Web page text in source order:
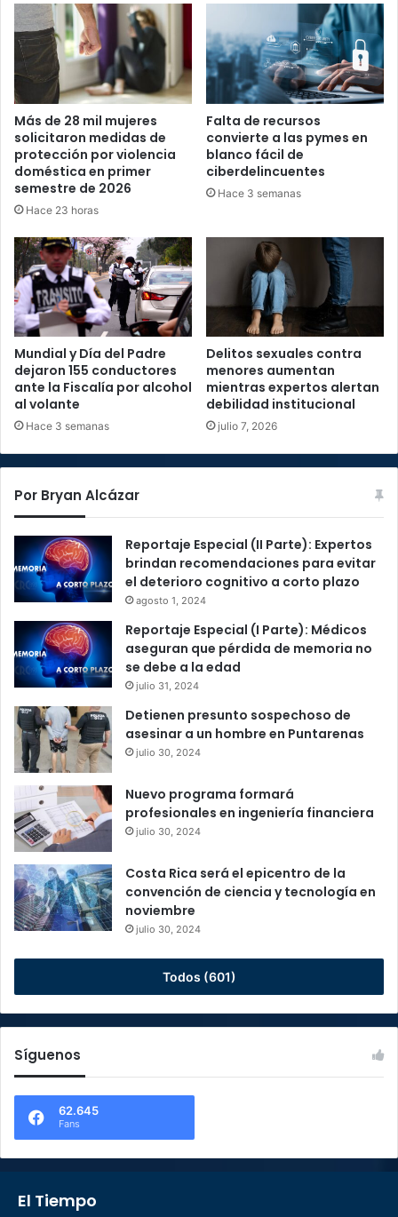
Más de 28 mil mujeres
solicitaron medidas de
protección por violencia
doméstica en primer
semestre de 2026
Hace 23 horas
Falta de recursos
convierte a las pymes en
blanco fácil de
ciberdelincuentes
Hace 3 semanas
Mundial y Día del Padre
dejaron 155 conductores
ante la Fiscalía por alcohol
al volante
Hace 3 semanas
Delitos sexuales contra
menores aumentan
mientras expertos alertan
debilidad institucional
julio 7, 2026
Por Bryan Alcázar
Reportaje Especial (II Parte): Expertos
brindan recomendaciones para evitar
el deterioro cognitivo a corto plazo
agosto 1, 2024
Reportaje Especial (I Parte): Médicos
aseguran que pérdida de memoria no
se debe a la edad
julio 31, 2024
Detienen presunto sospechoso de
asesinar a un hombre en Puntarenas
julio 30, 2024
Nuevo programa formará
profesionales en ingeniería financiera
julio 30, 2024
Costa Rica será el epicentro de la
convención de ciencia y tecnología en
noviembre
julio 30, 2024
Todos (601)
Síguenos
62.645
Fans
El Tiempo